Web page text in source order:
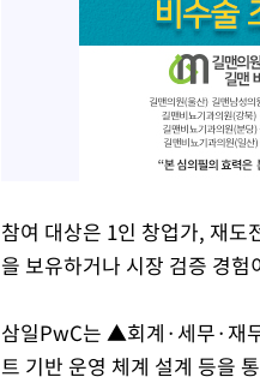
참여 대상은 1인 창업가, 재도
을 보유하거나 시장 검증 경
삼일PwC는 ▲회계·세무·재
트 기반 운영 체계 설계 등을